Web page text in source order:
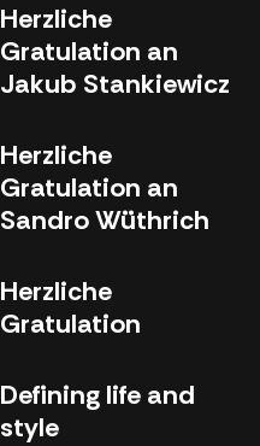
Herzliche
Gratulation an
Jakub Stankiewicz
Herzliche
Gratulation an
Sandro Wüthrich
Herzliche
Gratulation
Defining life and
style